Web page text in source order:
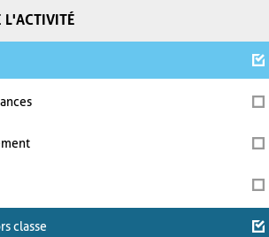
L'ACTIVITÉ
classe